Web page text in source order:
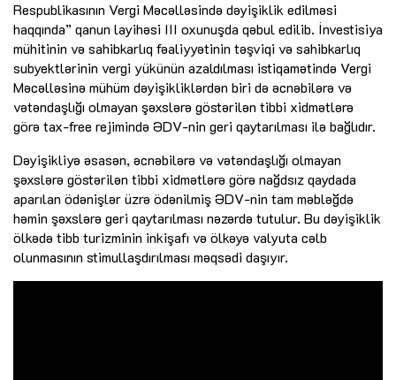
Respublikasının Vergi Məcəlləsində dəyişiklik edilməsi
haqqında” qanun layihəsi III oxunuşda qəbul edilib. İnvestisiya
mühitinin və sahibkarlıq fəaliyyətinin təşviqi və sahibkarlıq
subyektlərinin vergi yükünün azaldılması istiqamətində Vergi
Məcəlləsinə mühüm dəyişikliklərdən biri də əcnəbilərə və
vətəndaşlığı olmayan şəxslərə göstərilən tibbi xidmətlərə
görə tax-free rejimində ƏDV-nin geri qaytarılması ilə bağlıdır.
Dəyişikliyə əsasən, əcnəbilərə və vətəndaşlığı olmayan
şəxslərə göstərilən tibbi xidmətlərə görə nağdsız qaydada
aparılan ödənişlər üzrə ödənilmiş ƏDV-nin tam məbləğdə
həmin şəxslərə geri qaytarılması nəzərdə tutulur. Bu dəyişiklik
ölkədə tibb turizminin inkişafı və ölkəyə valyuta cəlb
olunmasının stimullaşdırılması məqsədi daşıyır.